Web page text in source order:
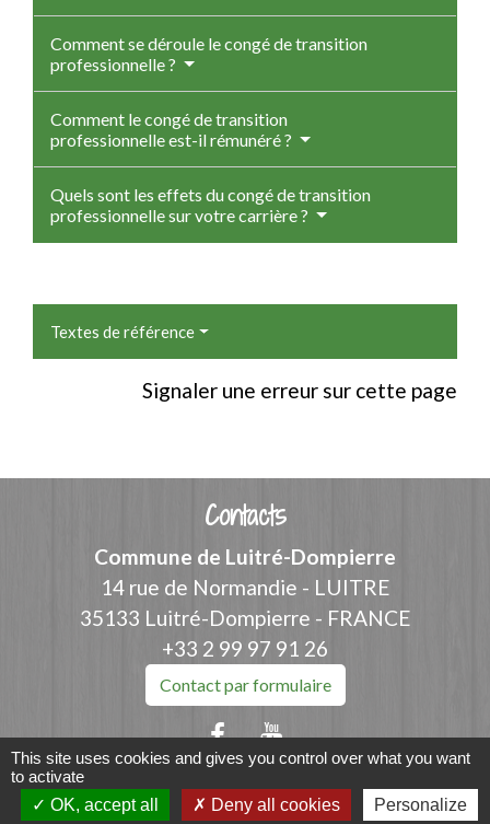
Comment se déroule le congé de transition
professionnelle ?
Comment le congé de transition
professionnelle est-il rémunéré ?
Quels sont les effets du congé de transition
professionnelle sur votre carrière ?
Textes de référence
Signaler une erreur sur cette page
Contacts
Commune de Luitré-Dompierre
14 rue de Normandie - LUITRE
35133 Luitré-Dompierre - FRANCE
+33 2 99 97 91 26
Contact par formulaire
This site uses cookies and gives you control over what you want
to activate
OK, accept all
Deny all cookies Personalize